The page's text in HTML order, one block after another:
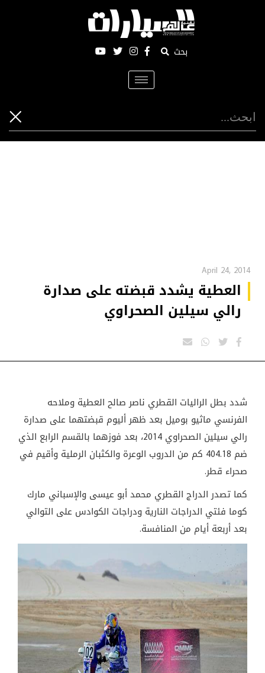
بحث
Toggle
navigation
April 24, 2014
العطية يشدد قبضته على صدارة
رالي سيلين الصحراوي
شدد بطل الراليات القطري ناصر صالح العطية وملاحه
الفرنسي ماثيو بوميل بعد ظهر أليوم قبضتهما على صدارة
رالي سيلين الصحراوي 2014، بعد فوزهما بالقسم الرابع الذي
ضم 404.18 كم من الدروب الوعرة والكثبان الرملية وأقيم في
صحراء قطر.
كما تصدر الدراج القطري محمد أبو عيسى والإسباني مارك
كوما فئتي الدراجات النارية ودراجات الكوادس على التوالي
بعد أربعة أيام من المنافسة.